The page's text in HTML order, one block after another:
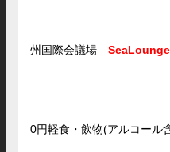
◆会
州国際会議場SeaLounge
◆参加
0円軽食・飲物(アルコール